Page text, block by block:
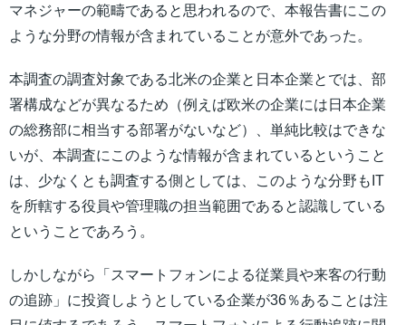
マネジャーの範疇であると思われるので、本報告書にこの
ような分野の情報が含まれていることが意外であった。
本調査の調査対象である北米の企業と日本企業とでは、部
署構成などが異なるため（例えば欧米の企業には日本企業
の総務部に相当する部署がないなど）、単純比較はできな
いが、本調査にこのような情報が含まれているということ
は、少なくとも調査する側としては、このような分野もIT
を所轄する役員や管理職の担当範囲であると認識している
ということであろう。
しかしながら「スマートフォンによる従業員や来客の行動
の追跡」に投資しようとしている企業が36％あることは注